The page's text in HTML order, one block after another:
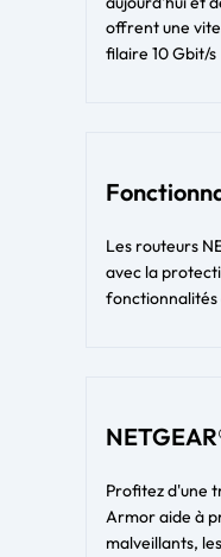
offrent une
filaire 10 Gbit/s
Les routeurs
avec la
fonctionnalités
Profitez d'une
Armor aide à
malveillants,